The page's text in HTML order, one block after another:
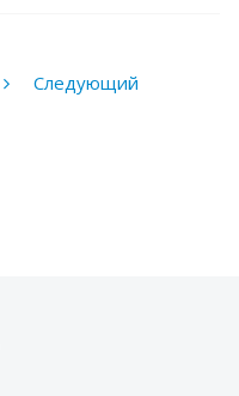
Следующий